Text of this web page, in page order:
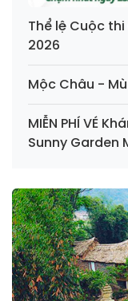
Thể lệ Cuộc
2026
Mộc Châu -
MIỄN PHÍ VÉ
Sunny Garden